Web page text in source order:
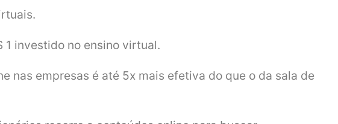
1 investido no ensino virtual.
nas empresas é até 5x mais efetiva do que o da sala de